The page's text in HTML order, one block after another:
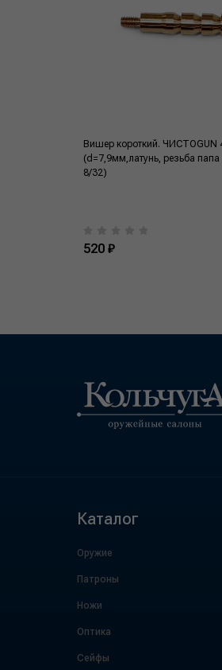
Вишер короткий. ЧИСТОGUN
(d=7,9мм,латунь, резьба
8/32)
520 ₽
Каталог
Оружие
Патроны
Ножи
Оптика
Сейфы